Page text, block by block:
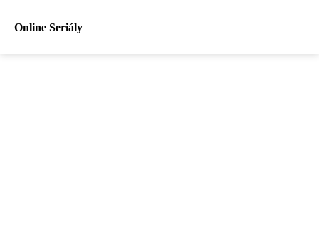
Online Seriály